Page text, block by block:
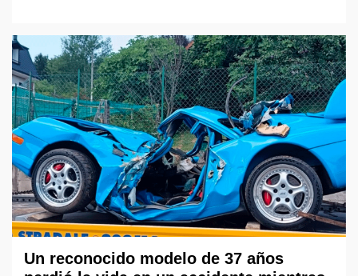
Un reconocido modelo de 37 años